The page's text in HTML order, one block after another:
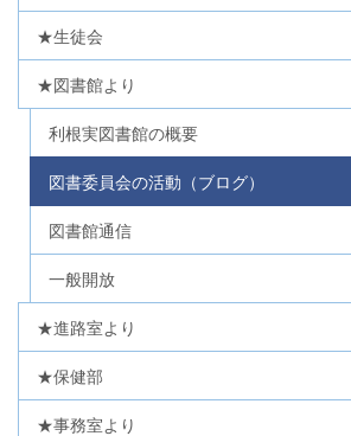
★生徒会
★図書館より
利根実図書館の概要
図書委員会の活動（ブログ）
図書館通信
一般開放
★進路室より
★保健部
★事務室より